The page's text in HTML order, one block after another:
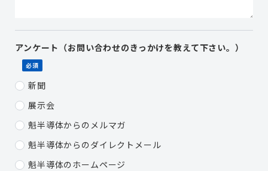
アンケート（お問い合わせのきっかけを教えて下さい。）
必須
新聞
展示会
魁半導体からのメルマガ
魁半導体からのダイレクトメール
魁半導体のホームページ